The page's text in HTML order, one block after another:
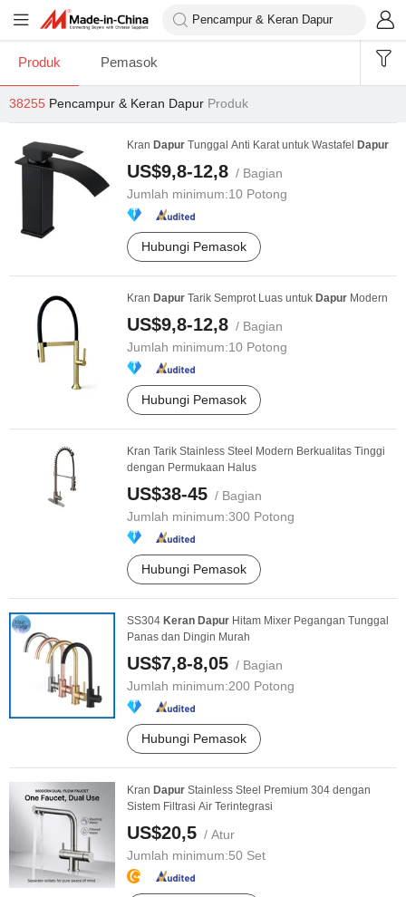
Produk Pemasok
38255 Pencampur & Keran Dapur Produk
Kran Dapur Tunggal Anti Karat untuk Wastafel Dapur
US$9,8-12,8 / Bagian
Jumlah minimum:10 Potong
Hubungi Pemasok
Kran Dapur Tarik Semprot Luas untuk Dapur Modern
US$9,8-12,8 / Bagian
Jumlah minimum:10 Potong
Hubungi Pemasok
Kran Tarik Stainless Steel Modern Berkualitas Tinggi
dengan Permukaan Halus
US$38-45 / Bagian
Jumlah minimum:300 Potong
Hubungi Pemasok
SS304 Keran Dapur Hitam Mixer Pegangan Tunggal
Panas dan Dingin Murah
US$7,8-8,05 / Bagian
Jumlah minimum:200 Potong
Hubungi Pemasok
Kran Dapur Stainless Steel Premium 304 dengan
Sistem Filtrasi Air Terintegrasi
US$20,5 / Atur
Jumlah minimum:50 Set